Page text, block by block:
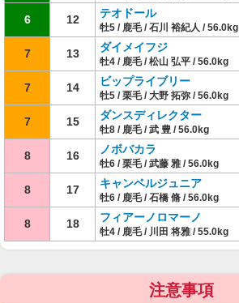
6 12 テオドール
牡5 / 鹿毛 / 石川 裕紀人 / 56.0kg
7 13 ダイメイフジ
牡4 / 鹿毛 / 松山 弘平 / 56.0kg
7 14 ビップライブリー
牡5 / 栗毛 / 大野 拓弥 / 56.0kg
7 15 ダンスディレクター
牡8 / 鹿毛 / 武 豊 / 56.0kg
8 16 ノボバカラ
牡6 / 栗毛 / 武藤 雅 / 56.0kg
8 17 キャンベルジュニア
牡6 / 鹿毛 / 石橋 脩 / 56.0kg
8 18 フィアーノロマーノ
牡4 / 鹿毛 / 川田 将雅 / 55.0kg
注意事項